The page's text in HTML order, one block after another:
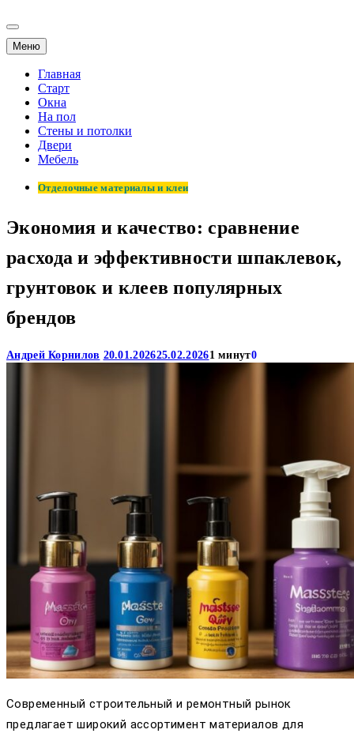
Меню
Главная
Старт
Окна
На пол
Стены и потолки
Двери
Мебель
Отделочные материалы и клеи
Экономия и качество: сравнение
расхода и эффективности шпаклевок,
грунтовок и клеев популярных
брендов
Андрей Корнилов 20.01.202625.02.20261 минут0
Современный строительный и ремонтный рынок
предлагает широкий ассортимент материалов для